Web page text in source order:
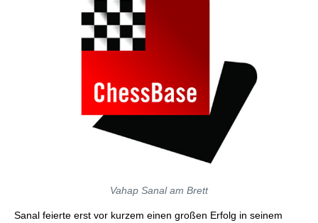
Vahap Sanal am Brett
Sanal feierte erst vor kurzem einen großen Erfolg in seinem